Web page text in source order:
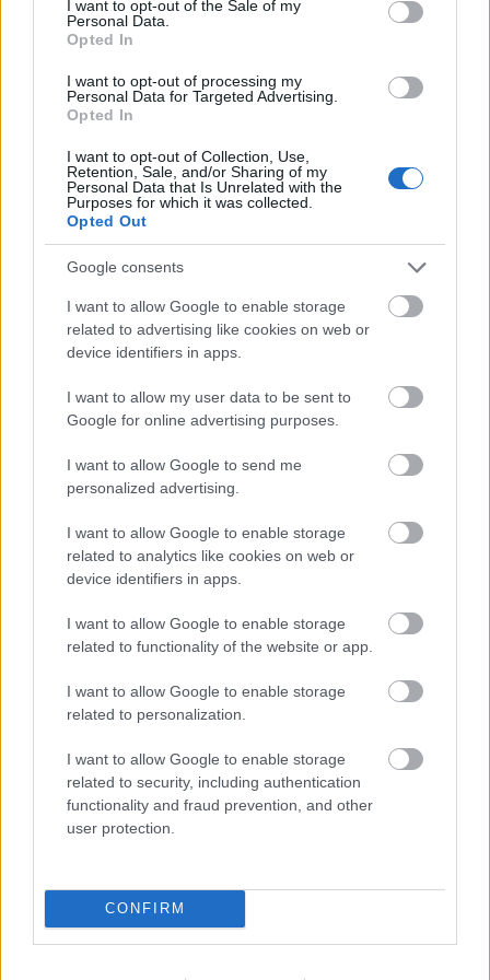
I want to opt-out of the Sale of my
Personal Data.
Opted In
I want to opt-out of processing my
Personal Data for Targeted Advertising.
Opted In
I want to opt-out of Collection, Use,
Retention, Sale, and/or Sharing of my
Personal Data that Is Unrelated with the
Purposes for which it was collected.
Opted Out
Google consents
I want to allow Google to enable storage
related to advertising like cookies on web or
device identifiers in apps.
I want to allow my user data to be sent to
Google for online advertising purposes.
I want to allow Google to send me
personalized advertising.
I want to allow Google to enable storage
related to analytics like cookies on web or
device identifiers in apps.
I want to allow Google to enable storage
related to functionality of the website or app.
I want to allow Google to enable storage
related to personalization.
I want to allow Google to enable storage
related to security, including authentication
functionality and fraud prevention, and other
user protection.
CONFIRM
sem tudtunk meg Wilde múltjáról, valószínűleg a
következő kötetekből lassanként kiderül minden.
szintjét, ahogyan a sztori szövevényessége és
csavarossága is, de ezt már megszokhattuk
szálak nagy részét, bár most elég sok nyitott kérdés
maradt azért.
Imádott elmerülni egy témában, interjút
készíteni, a terepen forgatni, és a
vágószobában kivirágzott:
erős hatású történetet tudott teremteni.
Hester Crimstein pedig briliáns! Ő nem új szereplő,
a dörzsölt, csavaros észjárású fiatalos, erős
ügyvédet. Jól állt neki a kis szerelmi szál is,
emberibbé tette, esendőbbé. Remélem,
találkozunk még.
mesébe hajló krimi ez, de látszik, hogy Coben nem
kezdő: a végére tényleg szépen összeáll minden, és
hozza azt, amiben a legjobb: meglepő! Eddig
minden könyve tartogatott hatalmas fordulatokat az
utolsó oldalakra is, akkorákat, amekkorákat az
olvasó ki sem találhatna, simán és szemrebbenés
nélkül az olvasó szemébe hazudik - na jó, nem,
kivétel, bár számomra egy picit sok volt benne a
bölcselkedés, Coben valahogy mintha elveszítette
volna régi jó hangját, a stílus nem volt az igazi. Ez